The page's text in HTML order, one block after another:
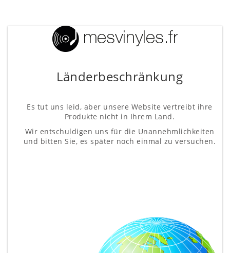
Länderbeschränkung
Es tut uns leid, aber unsere Website vertreibt ihre
Produkte nicht in Ihrem Land.
Wir entschuldigen uns für die Unannehmlichkeiten
und bitten Sie, es später noch einmal zu versuchen.